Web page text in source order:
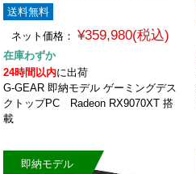
送料無料
ネット価格：
¥359,980(税込)
在庫わずか
24時間以内に出荷
G-GEAR 即納モデル ゲーミングデス
クトップPC Radeon RX9070XT 搭
載
即納モデル